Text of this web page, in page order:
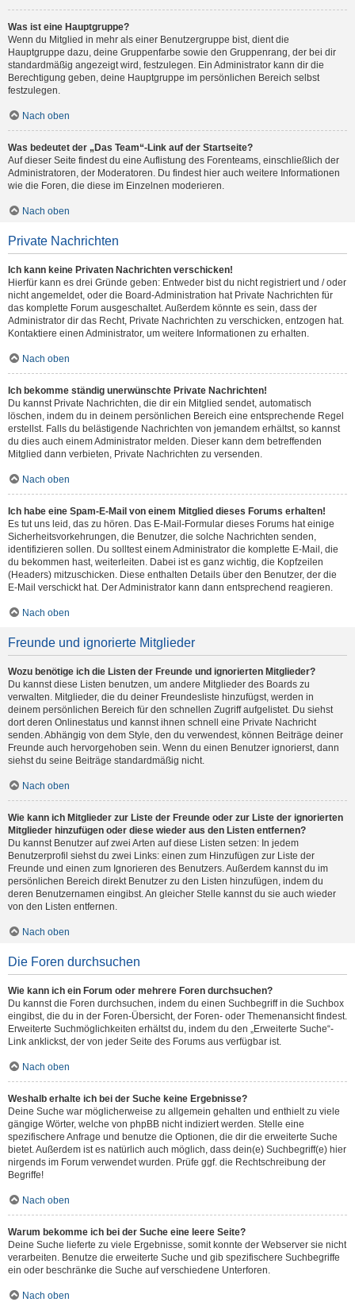
Was ist eine Hauptgruppe?
Wenn du Mitglied in mehr als einer Benutzergruppe bist, dient die
Hauptgruppe dazu, deine Gruppenfarbe sowie den Gruppenrang, der bei dir
standardmäßig angezeigt wird, festzulegen. Ein Administrator kann dir die
Berechtigung geben, deine Hauptgruppe im persönlichen Bereich selbst
festzulegen.
Nach oben
Was bedeutet der „Das Team“-Link auf der Startseite?
Auf dieser Seite findest du eine Auflistung des Forenteams, einschließlich der
Administratoren, der Moderatoren. Du findest hier auch weitere Informationen
wie die Foren, die diese im Einzelnen moderieren.
Nach oben
Private Nachrichten
Ich kann keine Privaten Nachrichten verschicken!
Hierfür kann es drei Gründe geben: Entweder bist du nicht registriert und / oder
nicht angemeldet, oder die Board-Administration hat Private Nachrichten für
das komplette Forum ausgeschaltet. Außerdem könnte es sein, dass der
Administrator dir das Recht, Private Nachrichten zu verschicken, entzogen hat.
Kontaktiere einen Administrator, um weitere Informationen zu erhalten.
Nach oben
Ich bekomme ständig unerwünschte Private Nachrichten!
Du kannst Private Nachrichten, die dir ein Mitglied sendet, automatisch
löschen, indem du in deinem persönlichen Bereich eine entsprechende Regel
erstellst. Falls du belästigende Nachrichten von jemandem erhältst, so kannst
du dies auch einem Administrator melden. Dieser kann dem betreffenden
Mitglied dann verbieten, Private Nachrichten zu versenden.
Nach oben
Ich habe eine Spam-E-Mail von einem Mitglied dieses Forums erhalten!
Es tut uns leid, das zu hören. Das E-Mail-Formular dieses Forums hat einige
Sicherheitsvorkehrungen, die Benutzer, die solche Nachrichten senden,
identifizieren sollen. Du solltest einem Administrator die komplette E-Mail, die
du bekommen hast, weiterleiten. Dabei ist es ganz wichtig, die Kopfzeilen
(Headers) mitzuschicken. Diese enthalten Details über den Benutzer, der die
E-Mail verschickt hat. Der Administrator kann dann entsprechend reagieren.
Nach oben
Freunde und ignorierte Mitglieder
Wozu benötige ich die Listen der Freunde und ignorierten Mitglieder?
Du kannst diese Listen benutzen, um andere Mitglieder des Boards zu
verwalten. Mitglieder, die du deiner Freundesliste hinzufügst, werden in
deinem persönlichen Bereich für den schnellen Zugriff aufgelistet. Du siehst
dort deren Onlinestatus und kannst ihnen schnell eine Private Nachricht
senden. Abhängig von dem Style, den du verwendest, können Beiträge deiner
Freunde auch hervorgehoben sein. Wenn du einen Benutzer ignorierst, dann
siehst du seine Beiträge standardmäßig nicht.
Nach oben
Wie kann ich Mitglieder zur Liste der Freunde oder zur Liste der ignorierten
Mitglieder hinzufügen oder diese wieder aus den Listen entfernen?
Du kannst Benutzer auf zwei Arten auf diese Listen setzen: In jedem
Benutzerprofil siehst du zwei Links: einen zum Hinzufügen zur Liste der
Freunde und einen zum Ignorieren des Benutzers. Außerdem kannst du im
persönlichen Bereich direkt Benutzer zu den Listen hinzufügen, indem du
deren Benutzernamen eingibst. An gleicher Stelle kannst du sie auch wieder
von den Listen entfernen.
Nach oben
Die Foren durchsuchen
Wie kann ich ein Forum oder mehrere Foren durchsuchen?
Du kannst die Foren durchsuchen, indem du einen Suchbegriff in die Suchbox
eingibst, die du in der Foren-Übersicht, der Foren- oder Themenansicht findest.
Erweiterte Suchmöglichkeiten erhältst du, indem du den „Erweiterte Suche“-
Link anklickst, der von jeder Seite des Forums aus verfügbar ist.
Nach oben
Weshalb erhalte ich bei der Suche keine Ergebnisse?
Deine Suche war möglicherweise zu allgemein gehalten und enthielt zu viele
gängige Wörter, welche von phpBB nicht indiziert werden. Stelle eine
spezifischere Anfrage und benutze die Optionen, die dir die erweiterte Suche
bietet. Außerdem ist es natürlich auch möglich, dass dein(e) Suchbegriff(e) hier
nirgends im Forum verwendet wurden. Prüfe ggf. die Rechtschreibung der
Begriffe!
Nach oben
Warum bekomme ich bei der Suche eine leere Seite?
Deine Suche lieferte zu viele Ergebnisse, somit konnte der Webserver sie nicht
verarbeiten. Benutze die erweiterte Suche und gib spezifischere Suchbegriffe
ein oder beschränke die Suche auf verschiedene Unterforen.
Nach oben